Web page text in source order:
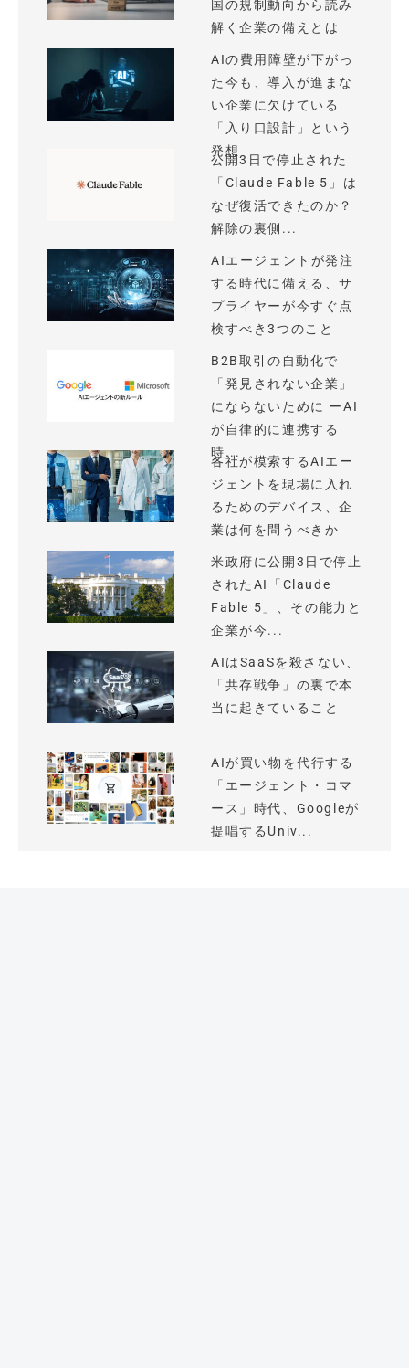
国の規制動向から読み
解く企業の備えとは
AIの費用障壁が下がっ
た今も、導入が進まな
い企業に欠けている
「入り口設計」という
発想
公開3日で停止された
「Claude Fable 5」は
なぜ復活できたのか？
解除の裏側...
AIエージェントが発注
する時代に備える、サ
プライヤーが今すぐ点
検すべき3つのこと
B2B取引の自動化で
「発見されない企業」
にならないために ーAI
が自律的に連携する
時...
各社が模索するAIエー
ジェントを現場に入れ
るためのデバイス、企
業は何を問うべきか
米政府に公開3日で停止
されたAI「Claude
Fable 5」、その能力と
企業が今...
AIはSaaSを殺さない、
「共存戦争」の裏で本
当に起きていること
AIが買い物を代行する
「エージェント・コマ
ース」時代、Googleが
提唱するUniv...